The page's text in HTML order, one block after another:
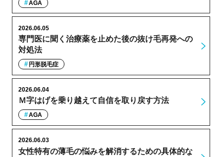
AGA
専門医に聞く治療薬を止めた後の抜け毛再発への
対処法
2026.06.05
円形脱毛症
Ｍ字はげを乗り越えて自信を取り戻す方法
2026.06.04
AGA
女性特有の薄毛の悩みを解消するための具体的な
2026.06.03